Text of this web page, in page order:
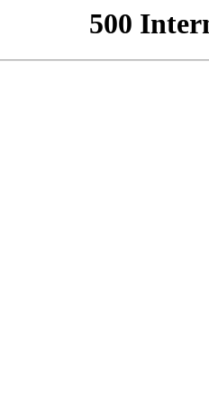
500